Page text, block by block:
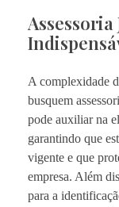
A complexidade
busquem
pode auxiliar na
garantindo que
vigente e que
empresa. Além
para a